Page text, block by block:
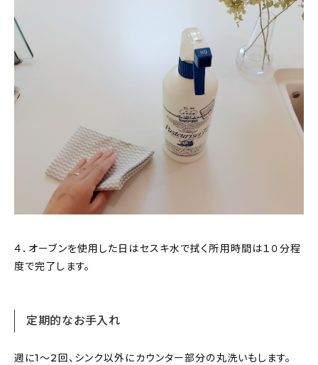
４．オーブンを使用した日はセスキ水で拭く所用時間は１０分程
度で完了します。
定期的なお手入れ
週に1〜2回、シンク以外にカウンター部分の丸洗いもします。